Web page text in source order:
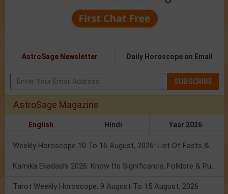
AstroSage Newsletter Daily Horoscope on Email
SUBSCRIBE
AstroSage Magazine
English Hindi Year 2026
Weekly Horoscope 10 To 16 August, 2026: List Of Fasts & Festivals
Kamika Ekadashi 2026: Know Its Significance, Folklore & Puja Rituals
Tarot Weekly Horoscope: 9 August To 15 August, 2026